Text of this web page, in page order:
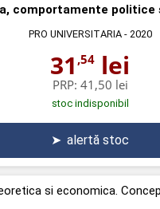
comportamente politice
PRO UNIVERSITARIA- 2020
31 ,54 lei
PRP: 41,50 lei
stoc indisponibil
➤ alertă stoc